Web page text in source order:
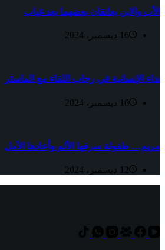
الأب والابن يعانقان بعضهما بعد غياب
16 ديسمبر، 2024
نداء الإنسانية في رحاب اللقاء مع الماستر
16 ديسمبر، 2024
مريم… طفولة سرقها الألم وأعادها الأمل
12 ديسمبر، 2024